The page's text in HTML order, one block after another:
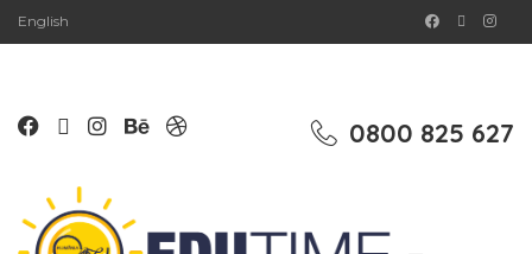
English
0800 825 627